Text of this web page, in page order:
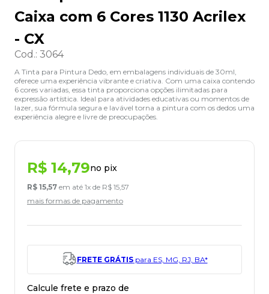
Caixa com 6 Cores 1130 Acrilex
- CX
Cod.: 3064
A Tinta para Pintura Dedo, em embalagens individuais de 30ml,
oferece uma experiência vibrante e criativa. Com uma caixa contendo
6 cores variadas, essa tinta proporciona opções ilimitadas para
expressão artística. Ideal para atividades educativas ou momentos de
lazer, sua fórmula segura e lavável torna a pintura com os dedos uma
experiência alegre e livre de preocupações.
R$ 14,79no pix
R$ 15,57 em até 1x de R$ 15,57
mais formas de pagamento
FRETE GRÁTISpara ES, MG, RJ, BA*